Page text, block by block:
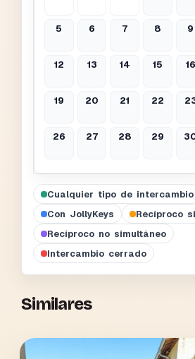
5 6 7 8 9
12 13 14 15 16
19 20 21 22
26 27 28 29
Cualquier tipo de intercambio
Con JollyKeys
Recíproco
Recíproco no simultáneo
Intercambio cerrado
Similares